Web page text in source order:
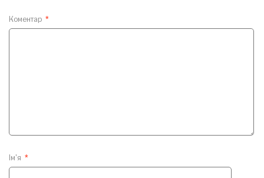
Коментар *
Ім'я *